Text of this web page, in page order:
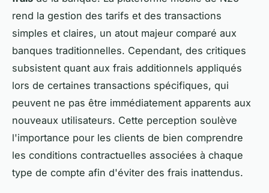
rend la gestion des tarifs et des transactions
simples et claires, un atout majeur comparé aux
banques traditionnelles. Cependant, des critiques
subsistent quant aux frais additionnels appliqués
lors de certaines transactions spécifiques, qui
peuvent ne pas être immédiatement apparents aux
nouveaux utilisateurs. Cette perception soulève
l'importance pour les clients de bien comprendre
les conditions contractuelles associées à chaque
type de compte afin d'éviter des frais inattendus.